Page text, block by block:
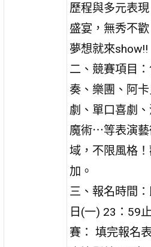
歷程與多元表
盛宴，無秀不
夢想就來show!!
二、競賽項目
奏、樂團、阿
劇、單口喜劇
魔術⋯等表演藝
域，不限風格
加。
三、報名時間
日(一) 23：59
賽： 填完報名